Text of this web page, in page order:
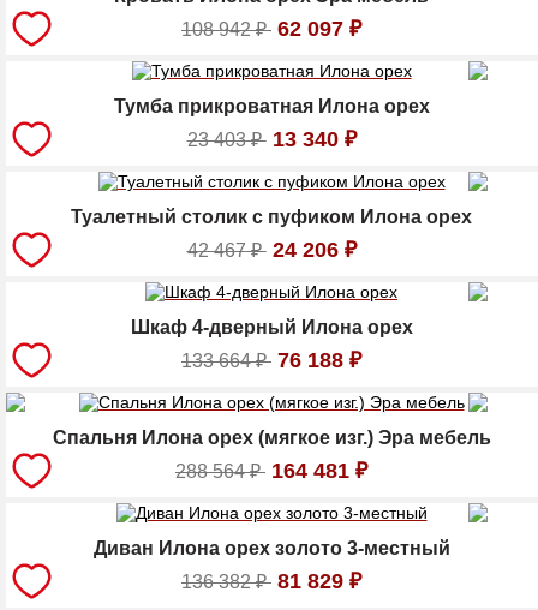
108 942₽ 62 097 ₽
Тумба прикроватная Илона орех
23 403₽ 13 340 ₽
Туалетный столик с пуфиком Илона орех
42 467₽ 24 206 ₽
Шкаф 4-дверный Илона орех
133 664₽ 76 188 ₽
Спальня Илона орех (мягкое изг.) Эра мебель
288 564₽ 164 481 ₽
Диван Илона орех золото 3-местный
136 382₽ 81 829 ₽